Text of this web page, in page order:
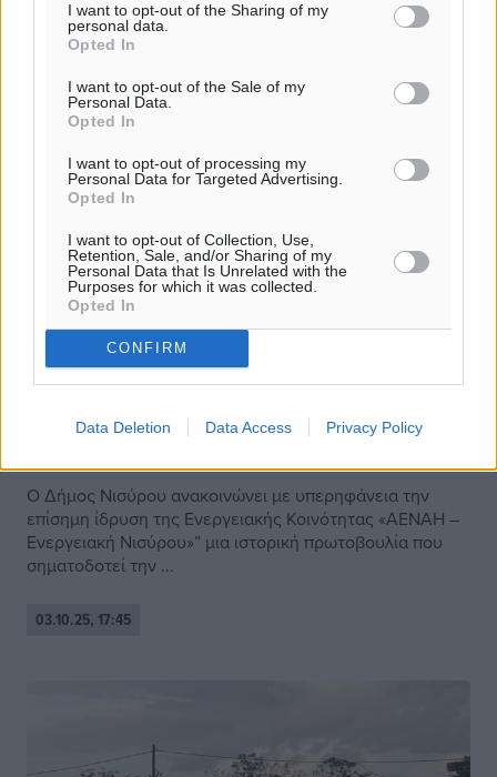
I want to opt-out of the Sharing of my
personal data.
Opted In
I want to opt-out of the Sale of my
Personal Data.
Opted In
I want to opt-out of processing my
Personal Data for Targeted Advertising.
Opted In
I want to opt-out of Collection, Use,
Retention, Sale, and/or Sharing of my
Personal Data that Is Unrelated with the
Purposes for which it was collected.
Opted In
CONFIRM
Data Deletion Data Access Privacy Policy
Η Νίσυρος ιδρύει την Ενεργειακή
Κοινότητα “Αέναη- Ενεργειακή
Ο Δήμος Νισύρου ανακοινώνει με υπερηφάνεια την
επίσημη ίδρυση της Ενεργειακής Κοινότητας «ΑΕΝΑΗ –
Ενεργειακή Νισύρου»” μια ιστορική πρωτοβουλία που
σηματοδοτεί την ...
03.10.25, 17:45